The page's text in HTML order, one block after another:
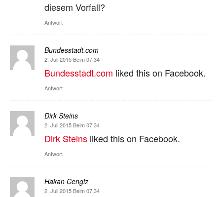
diesem Vorfall?
Antwort
Bundesstadt.com
2. Juli 2015 Beim 07:34
Bundesstadt.com liked this on Facebook.
Antwort
Dirk Steins
2. Juli 2015 Beim 07:34
Dirk Steins liked this on Facebook.
Antwort
Hakan Cengiz
2. Juli 2015 Beim 07:34